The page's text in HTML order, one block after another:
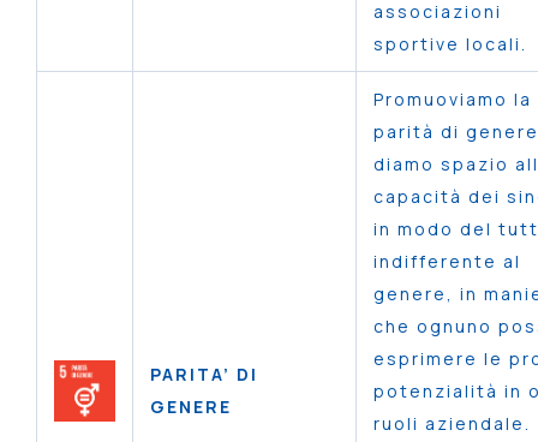
associazioni
sportive locali.
PARITA’ DI
GENERE
Promuoviamo la
parità di
diamo spazio
capacità dei
in modo del
indifferente al
genere, in
che ognuno
esprimere le
potenzialità in
ruoli aziendale.